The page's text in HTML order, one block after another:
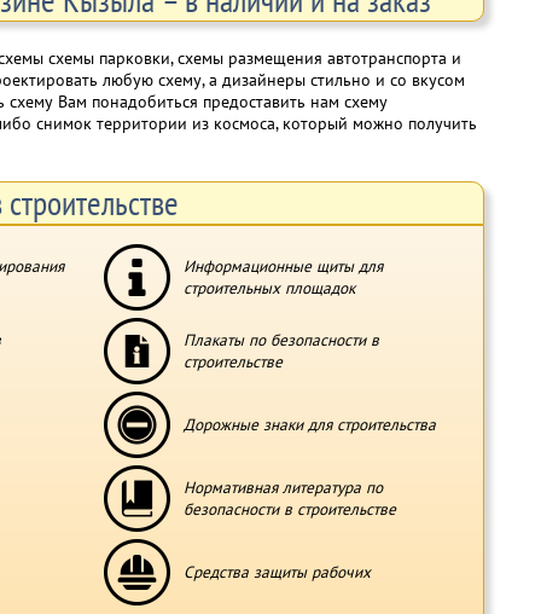
схемы парковки, схемы размещения автотранспорта и
любую схему, а дизайнеры стильно и со вкусом
схему Вам понадобиться предоставить нам схему
снимок территории из космоса, который можно получить
Информационные щиты для
строительных площадок
Плакаты по безопасности в
строительстве
Дорожные знаки для строительства
Нормативная литература по
безопасности в строительстве
Средства защиты рабочих